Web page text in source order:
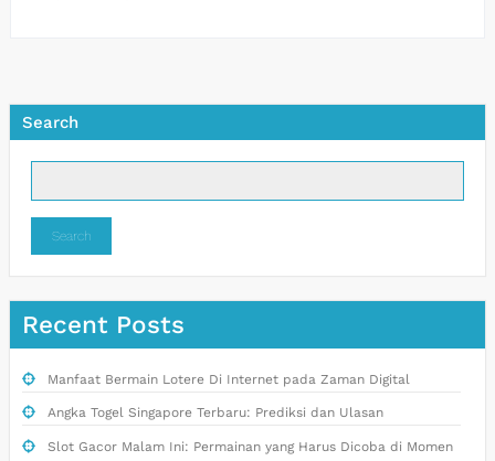
Search
Search
Recent Posts
Manfaat Bermain Lotere Di Internet pada Zaman Digital
Angka Togel Singapore Terbaru: Prediksi dan Ulasan
Slot Gacor Malam Ini: Permainan yang Harus Dicoba di Momen